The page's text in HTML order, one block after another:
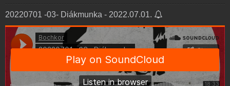
20220701 -03- Diákmunka - 2022.07.01.